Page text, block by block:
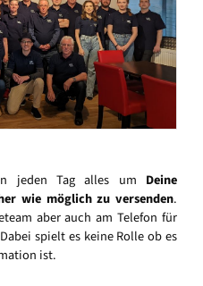
jeden Tag alles um Deine
wie möglich zu versenden.
aber auch am Telefon für
spielt es keine Rolle ob es
ist.